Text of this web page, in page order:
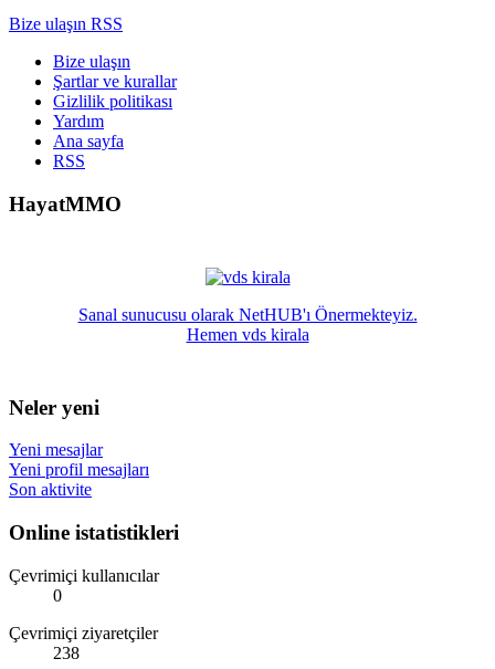
Bize ulaşın RSS
Bize ulaşın
Şartlar ve kurallar
Gizlilik politikası
Yardım
Ana sayfa
RSS
HayatMMO
Sanal sunucusu olarak NetHUB'ı Önermekteyiz.
Hemen vds kirala
Neler yeni
Yeni mesajlar
Yeni profil mesajları
Son aktivite
Online istatistikleri
Çevrimiçi kullanıcılar
0
Çevrimiçi ziyaretçiler
238